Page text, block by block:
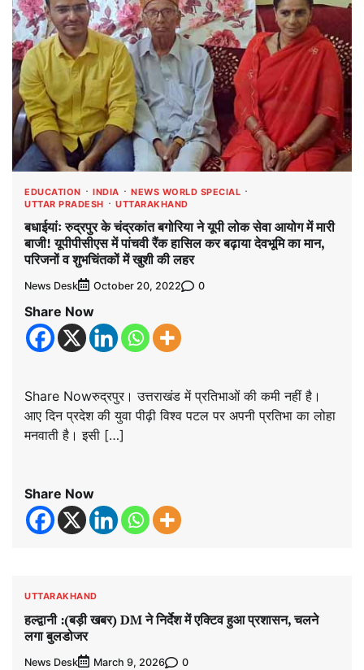
EDUCATION INDIA
NEWS WORLD SPECIAL
UTTAR PRADESH
UTTARAKHAND
बधाईयांः रुद्रपुर के चंद्रकांत बगोरिया ने यूपी लोक सेवा आयोग में मारी
बाजी! यूपीपीसीएस में पांचवी रैंक हासिल कर बढ़ाया देवभूमि का मान,
परिजनों व शुभचिंतकों में खुशी की लहर
News Desk October 20, 2022 0
Share Now
Share Nowरुद्रपुर। उत्तराखंड में प्रतिभाओं की कमी नहीं है।
आए दिन प्रदेश की युवा पीढ़ी विश्व पटल पर अपनी प्रतिभा का लोहा
मनवाती है। इसी […]
Share Now
UTTARAKHAND
हल्द्वानी :(बड़ी खबर) DM ने निर्देश में एक्टिव हुआ प्रशासन, चलने
लगा बुलडोजर
News Desk March 9, 2026 0